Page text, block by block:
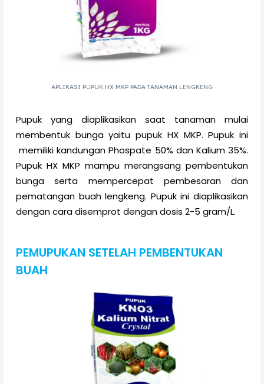
APLIKASI PUPUK HX MKP PADA TANAMAN LENGKENG
Pupuk yang diaplikasikan saat tanaman mulai
membentuk bunga yaitu pupuk HX MKP. Pupuk ini
memiliki kandungan Phospate 50% dan Kalium 35%.
Pupuk HX MKP mampu merangsang pembentukan
bunga serta mempercepat pembesaran dan
pematangan buah lengkeng. Pupuk ini diaplikasikan
dengan cara disemprot dengan dosis 2-5 gram/L.
PEMUPUKAN SETELAH PEMBENTUKAN
BUAH